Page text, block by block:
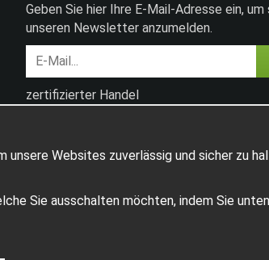
Geben Sie hier Ihre E-Mail-Adresse ein, um
unseren Newsletter anzumelden.
zertifizierter Handel
unsere Websites zuverlässig und sicher zu
Sie ausschalten möchten, indem Sie